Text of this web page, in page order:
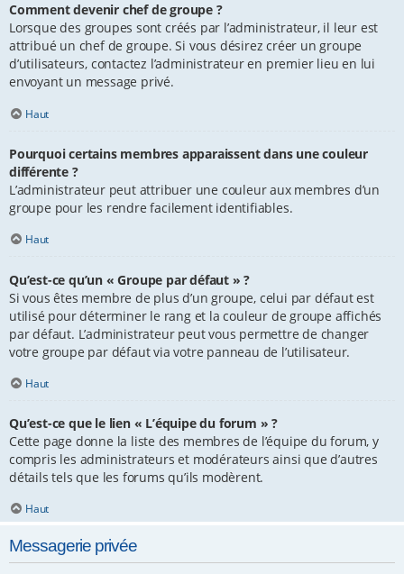
Comment devenir chef de groupe ?
Lorsque des groupes sont créés par l’administrateur, il leur est
attribué un chef de groupe. Si vous désirez créer un groupe
d’utilisateurs, contactez l’administrateur en premier lieu en lui
envoyant un message privé.
Haut
Pourquoi certains membres apparaissent dans une couleur
différente ?
L’administrateur peut attribuer une couleur aux membres d’un
groupe pour les rendre facilement identifiables.
Haut
Qu’est-ce qu’un « Groupe par défaut » ?
Si vous êtes membre de plus d’un groupe, celui par défaut est
utilisé pour déterminer le rang et la couleur de groupe affichés
par défaut. L’administrateur peut vous permettre de changer
votre groupe par défaut via votre panneau de l’utilisateur.
Haut
Qu’est-ce que le lien « L’équipe du forum » ?
Cette page donne la liste des membres de l’équipe du forum, y
compris les administrateurs et modérateurs ainsi que d’autres
détails tels que les forums qu’ils modèrent.
Haut
Messagerie privée